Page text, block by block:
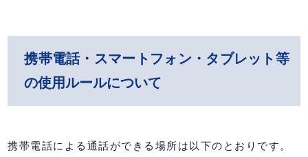
携帯電話・スマートフォン・タブレット等
の使用ルールについて
携帯電話による通話ができる場所は以下のとおりです。